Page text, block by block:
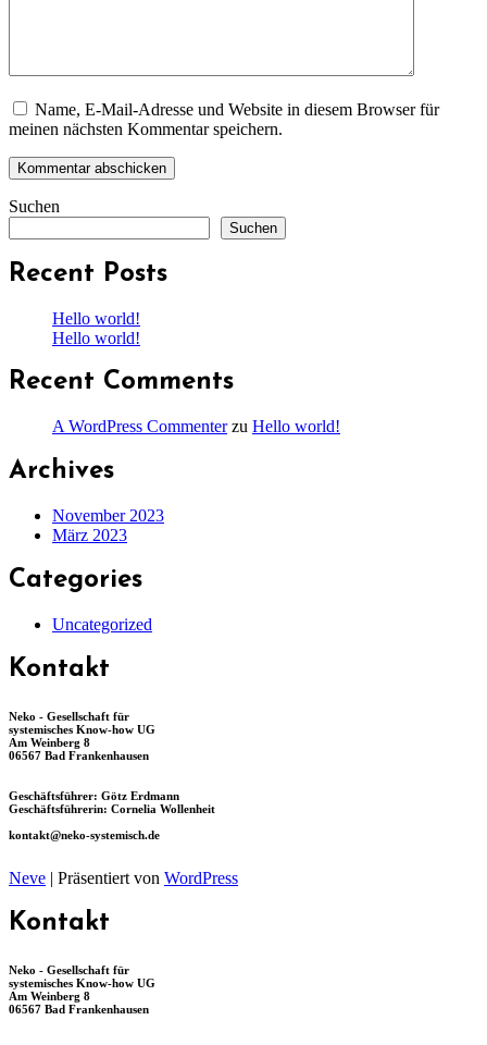
Name, E-Mail-Adresse und Website in diesem Browser für
meinen nächsten Kommentar speichern.
Suchen
Suchen
Recent Posts
Hello world!
Hello world!
Recent Comments
A WordPress Commenterzu Hello world!
Archives
November 2023
März 2023
Categories
Uncategorized
Kontakt
Neko - Gesellschaft für
systemisches Know-how UG
Am Weinberg 8
06567 Bad Frankenhausen
Geschäftsführer: Götz Erdmann
Geschäftsführerin: Cornelia Wollenheit
kontakt@neko-systemisch.de
Neve | Präsentiert von WordPress
Kontakt
Neko - Gesellschaft für
systemisches Know-how UG
Am Weinberg 8
06567 Bad Frankenhausen